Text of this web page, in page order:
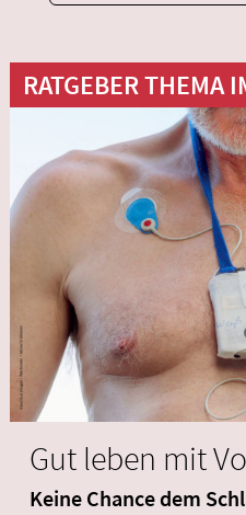
RATGEBER THEMA
Gut leben mit
Keine Chance dem